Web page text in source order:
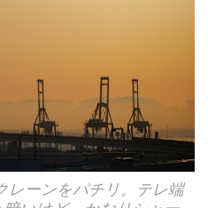
レーンをパチリ。テレ端